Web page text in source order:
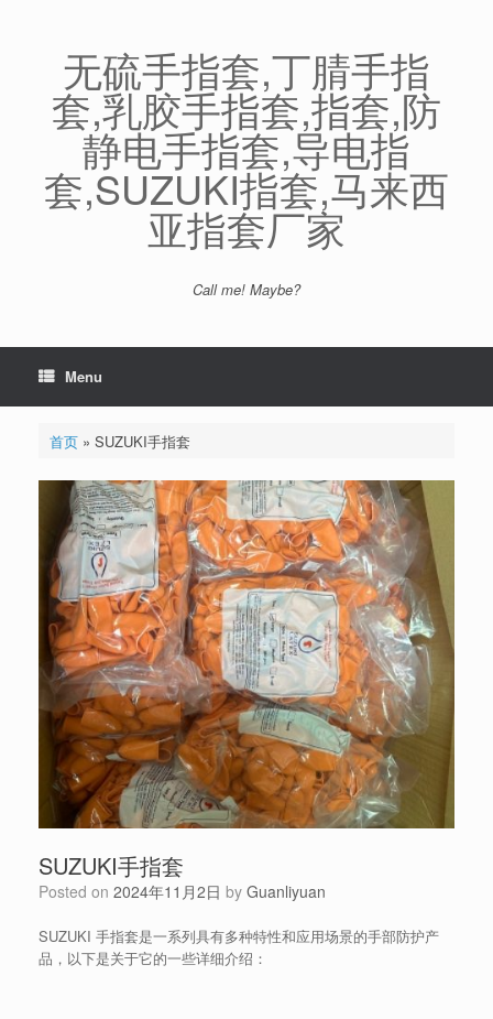
无硫手指套,丁腈手指
套,乳胶手指套,指套,防
静电手指套,导电指
套,SUZUKI指套,马来西
亚指套厂家
Call me! Maybe?
Menu
首页» SUZUKI手指套
SUZUKI手指套
Posted on 2024年11月2日 by Guanliyuan
SUZUKI 手指套是一系列具有多种特性和应用场景的手部防护产
品，以下是关于它的一些详细介绍：